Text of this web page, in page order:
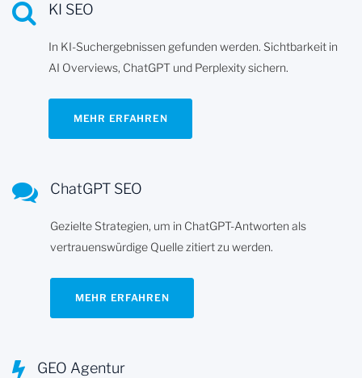
KI SEO
In KI-Suchergebnissen gefunden werden. Sichtbarkeit in
AI Overviews, ChatGPT und Perplexity sichern.
MEHR ERFAHREN
ChatGPT SEO
Gezielte Strategien, um in ChatGPT-Antworten als
vertrauenswürdige Quelle zitiert zu werden.
MEHR ERFAHREN
GEO Agentur